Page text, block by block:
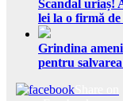
Scandal uriaș!
lei la o firmă
Grindina
pentru